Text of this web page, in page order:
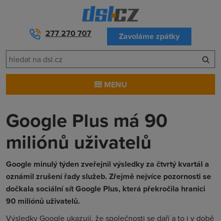
277 270 707 Zavoláme zpátky
MENU
Google Plus má 90
miliónů uživatelů
Google minulý týden zveřejnil výsledky za čtvrtý kvartál a
oznámil zrušení řady služeb. Zřejmě nejvíce pozornosti se
dočkala sociální sít Google Plus, která překročila hranici
90 miliónů uživatelů.
Výsledky Google ukazují, že společnosti se daří a to i v době